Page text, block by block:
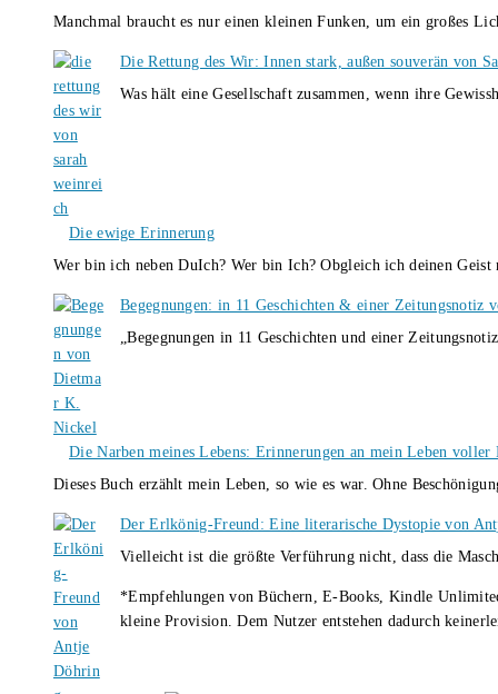
Manchmal braucht es nur einen kleinen Funken, um ein großes
Die Rettung des Wir: Innen stark, außen souverän von
Was hält eine Gesellschaft zusammen, wenn ihre
Die ewige Erinnerung
Wer bin ich neben DuIch? Wer bin Ich? Obgleich ich deinen
Begegnungen: in 11 Geschichten & einer Zeitungsnotiz
„Begegnungen in 11 Geschichten und einer
Die Narben meines Lebens: Erinnerungen an mein Leben
Dieses Buch erzählt mein Leben, so wie es war. Ohne
Der Erlkönig-Freund: Eine literarische Dystopie von
Vielleicht ist die größte Verführung nicht, dass die
*Empfehlungen von Büchern, E-Books, Kindle
kleine Provision. Dem Nutzer entstehen dadurch